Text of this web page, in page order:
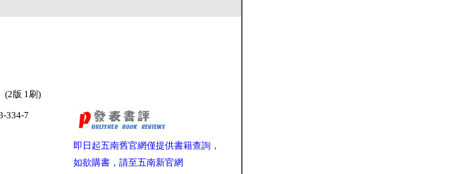
(2版 1刷)
即日起五南舊官網僅提供書籍查詢，
如欲購書，請至五南新官網
334-7